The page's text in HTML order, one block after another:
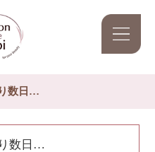
数日…
数日…